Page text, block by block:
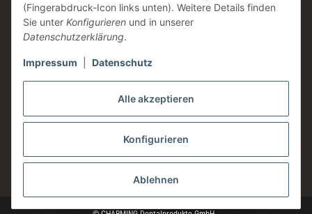
Alle akzeptieren
Konfigurieren
Ablehnen
(Fingerabdruck-Icon links unten). Weitere Details finden
Sie unter Konfigurieren und in unserer
Datenschutzerklärung.
Impressum Datenschutz
Informationen
Rechtliches
* Alle Preise zzgl. gesetzlicher USt., zzgl.